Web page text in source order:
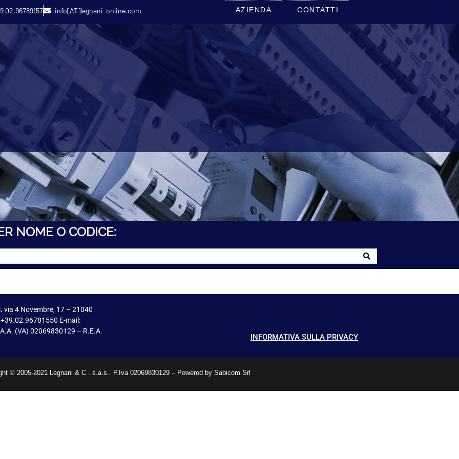
02.96789157 info[AT]legnani-online.com AZIENDA CONTATTI
NOME O CODICE:
via 4 Novembre, 17 – 21040
E-mail:
(VA) 02069830129 – R.E.A.
INFORMATIVA SULLA PRIVACY
© 2005-2021 Legnani & C . s.a.s.. P.Iva 02069830129 – Powered by Sabicom Srl